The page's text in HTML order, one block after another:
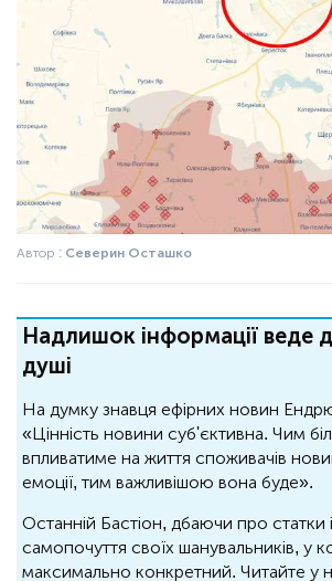
Автор : Северин Осташко
Надлишок інформації веде
душі
На думку знавця ефірних новин
«Цінність новини суб'єктивна. Чим
впливатиме на життя споживачів
емоції, тим важливішою вона буде».
Останній Бастіон, дбаючи про статки
самопочуття своїх шанувальників, у
максимально конкретний. Читайте у